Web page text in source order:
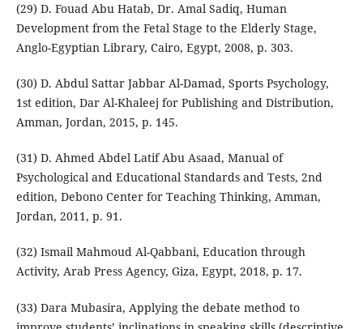
(29) D. Fouad Abu Hatab, Dr. Amal Sadiq, Human
Development from the Fetal Stage to the Elderly Stage,
Anglo-Egyptian Library, Cairo, Egypt, 2008, p. 303.
(30) D. Abdul Sattar Jabbar Al-Damad, Sports Psychology,
1st edition, Dar Al-Khaleej for Publishing and Distribution,
Amman, Jordan, 2015, p. 145.
(31) D. Ahmed Abdel Latif Abu Asaad, Manual of
Psychological and Educational Standards and Tests, 2nd
edition, Debono Center for Teaching Thinking, Amman,
Jordan, 2011, p. 91.
(32) Ismail Mahmoud Al-Qabbani, Education through
Activity, Arab Press Agency, Giza, Egypt, 2018, p. 17.
(33) Dara Mubasira, Applying the debate method to